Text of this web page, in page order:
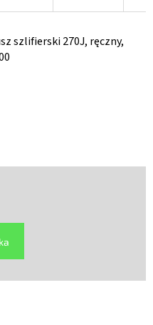
szlifierski 270J, ręczny,